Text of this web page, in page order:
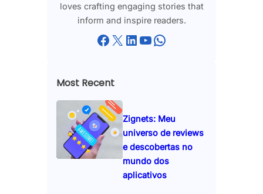
loves crafting engaging stories that
inform and inspire readers.
Facebook X LinkedIn YouTube WhatsApp
Most Recent
Zignets: Meu
universo de reviews
e descobertas no
mundo dos
aplicativos